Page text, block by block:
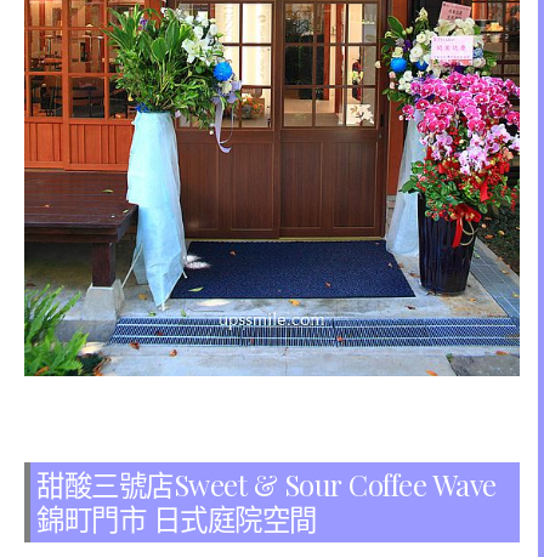
甜酸三號店Sweet & Sour Coffee Wave
錦町門市 日式庭院空間